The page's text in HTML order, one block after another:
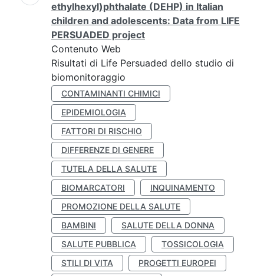
ethylhexyl)phthalate (DEHP) in Italian
children and adolescents: Data from LIFE
PERSUADED project
Contenuto Web
Risultati di Life Persuaded dello studio di
biomonitoraggio
CONTAMINANTI CHIMICI
EPIDEMIOLOGIA
FATTORI DI RISCHIO
DIFFERENZE DI GENERE
TUTELA DELLA SALUTE
BIOMARCATORI
INQUINAMENTO
PROMOZIONE DELLA SALUTE
BAMBINI
SALUTE DELLA DONNA
SALUTE PUBBLICA
TOSSICOLOGIA
STILI DI VITA
PROGETTI EUROPEI